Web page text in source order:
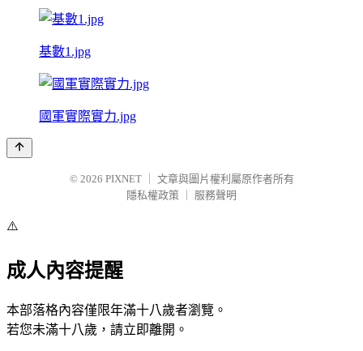
基數1.jpg
國軍實際實力.jpg
© 2026 PIXNET
文章與圖片權利屬原作者所有
隱私權政策
服務聲明
⚠️
成人內容提醒
本部落格內容僅限年滿十八歲者瀏覽。
若您未滿十八歲，請立即離開。